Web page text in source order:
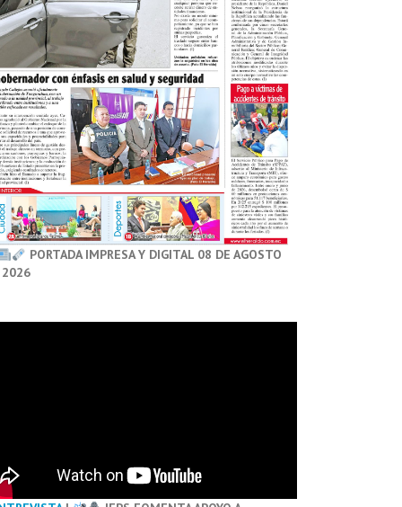
PORTADA IMPRESA Y DIGITAL 08 DE AGOSTO
2026